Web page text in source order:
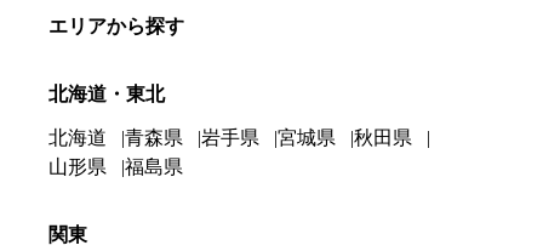
エリアから探す
北海道・東北
北海道 青森県 岩手県 宮城県
秋田県
山形県
福島県
関東